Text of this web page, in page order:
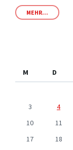
MEHR...
M
D
3
4
10
11
17
18